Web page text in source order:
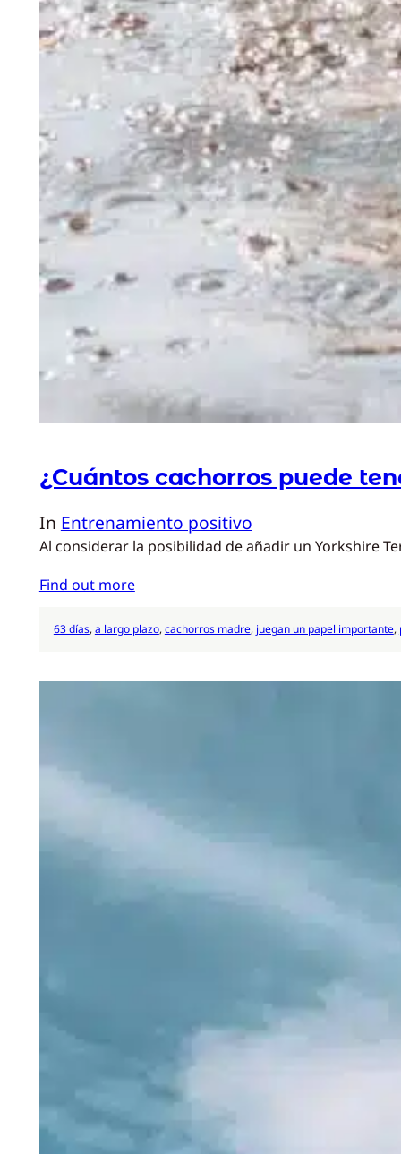
¿Cuántos cachorros puede
In Entrenamiento positivo
Al considerar la posibilidad de añadir un Yorkshire
Find out more
63 días, a largo plazo, cachorros madre, juegan un papel importante,